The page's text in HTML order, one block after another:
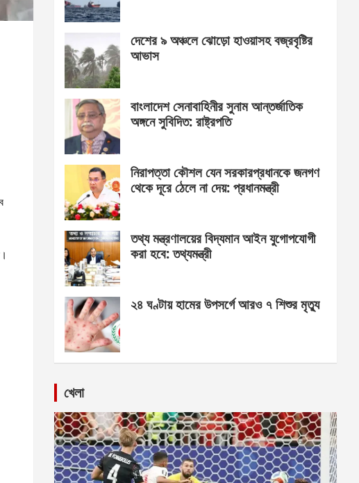
দেশের ৯ অঞ্চলে ঝোড়ো হাওয়াসহ বজ্রবৃষ্টির
আভাস
বাংলাদেশ সেনাবাহিনীর সুনাম আন্তর্জাতিক
অঙ্গনে সুবিদিত: রাষ্ট্রপতি
নিরাপত্তা কৌশল যেন সরকারপ্রধানকে জনগণ
থেকে দূরে ঠেলে না দেয়: প্রধানমন্ত্রী
তথ্য মন্ত্রণালয়ের বিদ্যমান আইন যুগোপযোগী
করা হবে: তথ্যমন্ত্রী
২৪ ঘণ্টায় হামের উপসর্গে আরও ৭ শিশুর মৃত্যু
খেলা